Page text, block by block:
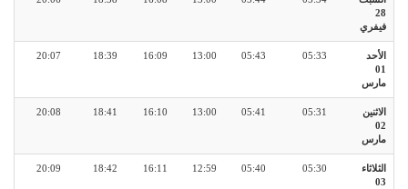
28
فيفري
الأحد
01
مارس
05:33
05:43
13:00
16:09
18:39
20:07
الاثنين
02
مارس
05:31
05:41
13:00
16:10
18:41
20:08
الثلاثاء
03
05:30
05:40
12:59
16:11
18:42
20:09